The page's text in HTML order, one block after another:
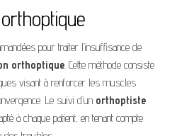
pour traiter l’insuffisance de
orthoptique. Cette méthode consiste
visant à renforcer les muscles
Le suivi d’un orthoptiste
à chaque patient, en tenant compte